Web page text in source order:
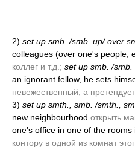
2) set up smb. /smb. up/ over
colleagues (over one's people,
коллег и т.д.; set up smb. /smb.
an ignorant fellow, he sets
невежественный, а
3) set up smth., smb. /smth.,
new neighbourhood открыть
one's office in one of the rooms
контору в одной из комнат